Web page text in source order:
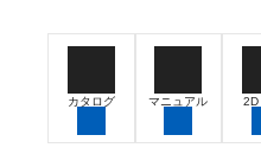
カタログ マニュアル 2D